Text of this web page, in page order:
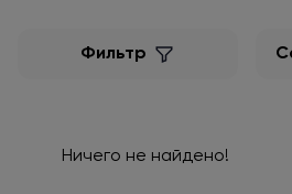
Фильтр
Ничего не найдено!